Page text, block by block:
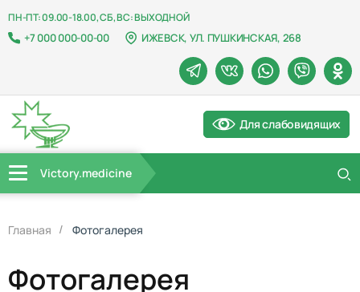
ПН-ПТ: 09.00-18.00, СБ, ВС: ВЫХОДНОЙ
+7 000 000-00-00 ИЖЕВСК, УЛ. ПУШКИНСКАЯ, 268
Для слабовидящих
Victory.medicine
Главная Фотогалерея
Фотогалерея